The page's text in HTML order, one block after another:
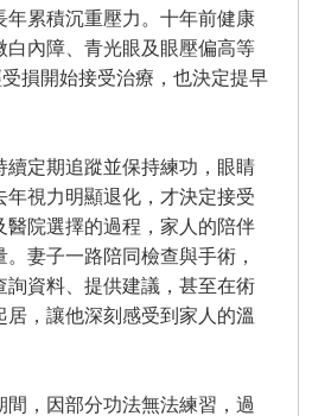
年累積沉重壓力。十年前健康
白內障、青光眼及眼壓偏高等
損開始接受治療，也決定提早
定期追蹤並保持練功，眼睛
年視力明顯退化，才決定接受
醫院選擇的過程，家人的陪伴
妻子一路陪同檢查與手術，
詢資料、提供建議，甚至在術
，讓他深刻感受到家人的溫
，因部分功法無法練習，過